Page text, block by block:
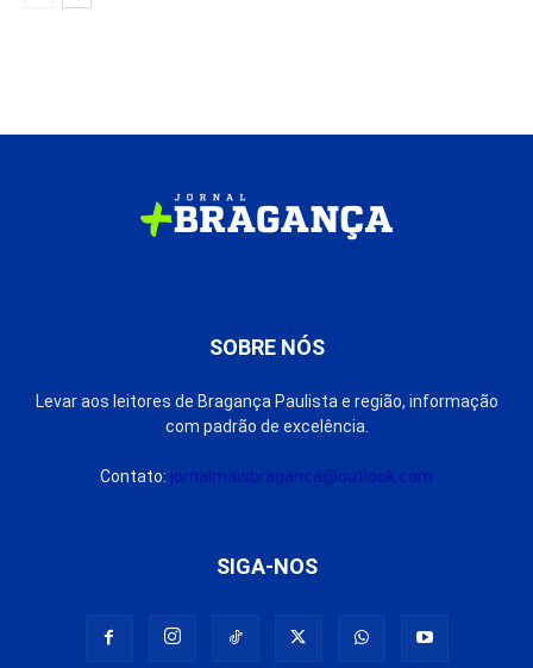
SOBRE NÓS
Levar aos leitores de Bragança Paulista e região, informação
com padrão de excelência.
Contato: jornalmaisbraganca@outlook.com
SIGA-NOS